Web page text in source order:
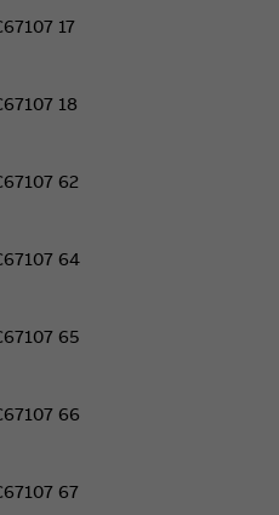
17
18
62
64
65
66
67